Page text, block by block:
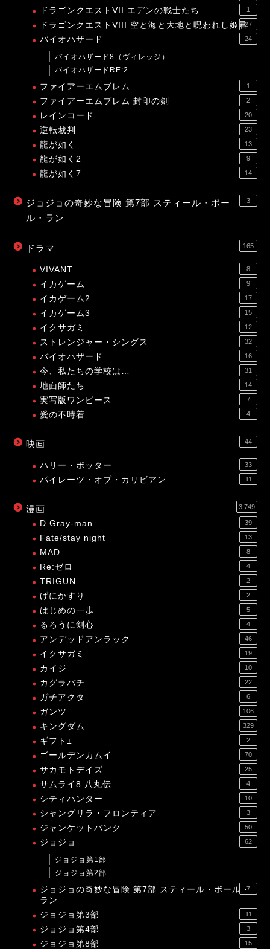
ドラゴンクエストVII エデンの戦士たち
1
ドラゴンクエストVIII 空と海と大地と呪われし姫君27
バイオハザード 24
バイオハザード8（ヴィレッジ）
バイオハザードRE:2
ファイアーエムブレム 1
ファイアーエムブレム 封印の剣 2
レインコード 20
逆転裁判 23
龍が如く 13
龍が如く2 9
龍が如く7 14
ジョジョの奇妙な冒険 第7部 スティール・ボー
ル・ラン
3
ドラマ 165
VIVANT 8
イカゲーム 9
イカゲーム2 17
イカゲーム3 15
イクサガミ 12
ストレンジャー・シングス 32
バイオハザード 16
今、私たちの学校は… 31
地面師たち 14
実写版ワンピース 7
愛の不時着 4
映画 44
ハリー・ポッター 33
パイレーツ・オブ・カリビアン 11
漫画 3,749
D.Gray-man 39
Fate/stay night 13
MAD 8
Re:ゼロ 4
TRIGUN 2
げにかすり 2
はじめの一歩 5
るろうに剣心 4
アンデッドアンラック 46
イクサガミ 19
カイジ 10
カグラバチ 22
ガチアクタ 6
ガンツ 106
キングダム 329
ギフト± 2
ゴールデンカムイ 70
サカモトデイズ 25
サムライ8 八丸伝 4
シティハンター 10
シャングリラ・フロンティア 3
ジャンケットバンク 50
ジョジョ 62
ジョジョ第1部
ジョジョ第2部
ジョジョの奇妙な冒険 第7部 スティール・ボール・
ラン
7
ジョジョ第3部 11
ジョジョ第4部 3
ジョジョ第8部 15